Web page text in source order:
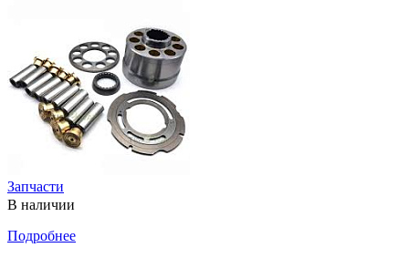
Запчасти
В наличии
Подробнее